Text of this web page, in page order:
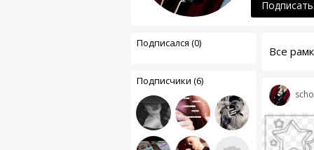
Подписался (0)
Подписчики (6)
Все